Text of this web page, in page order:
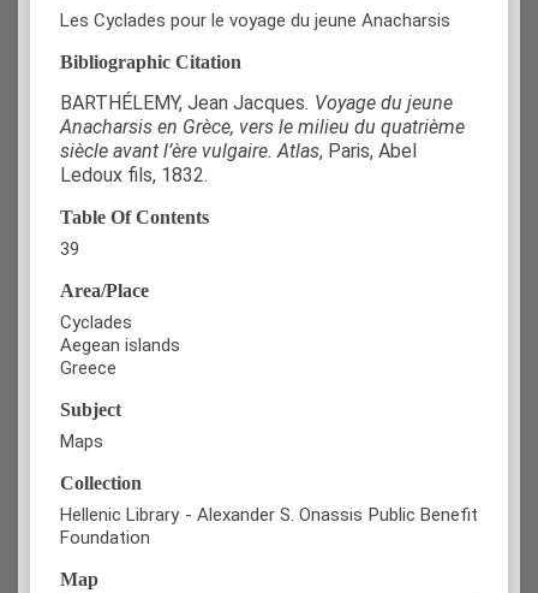
Les Cyclades pour le voyage du jeune Anacharsis
Bibliographic Citation
BARTHÉLEMY, Jean Jacques. Voyage du jeune
Anacharsis en Grèce, vers le milieu du quatrième
siècle avant l’ère vulgaire. Atlas, Paris, Abel
Ledoux fils, 1832.
Table Of Contents
39
Area/Place
Cyclades
Aegean islands
Greece
Subject
Maps
Collection
Hellenic Library - Alexander S. Onassis Public Benefit
Foundation
Map